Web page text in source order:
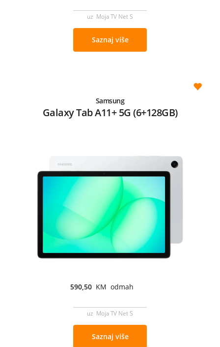
uz Moja TV Net S
Saznaj više
Samsung
Galaxy Tab A11+ 5G (6+128GB)
590,50 KM odmah
uz Moja TV Net S
Saznaj više